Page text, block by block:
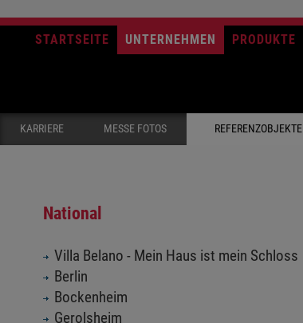
STARTSEITE UNTERNEHMEN PRODUKTE
KARRIERE MESSE FOTOS REFERENZOBJEKTE
National
Villa Belano - Mein Haus ist mein Schloss
Berlin
Bockenheim
Gerolsheim